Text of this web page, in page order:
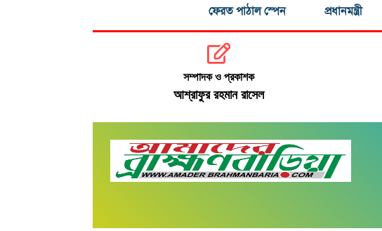
ফেরত পাঠাল স্পেন
প্রধানমন্ত্রী
সম্পাদক ও প্রকাশক
আশ্রাফুর রহমান রাসেল